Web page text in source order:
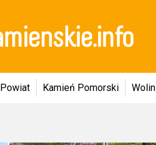
Powiat Kamień Pomorski Wolin